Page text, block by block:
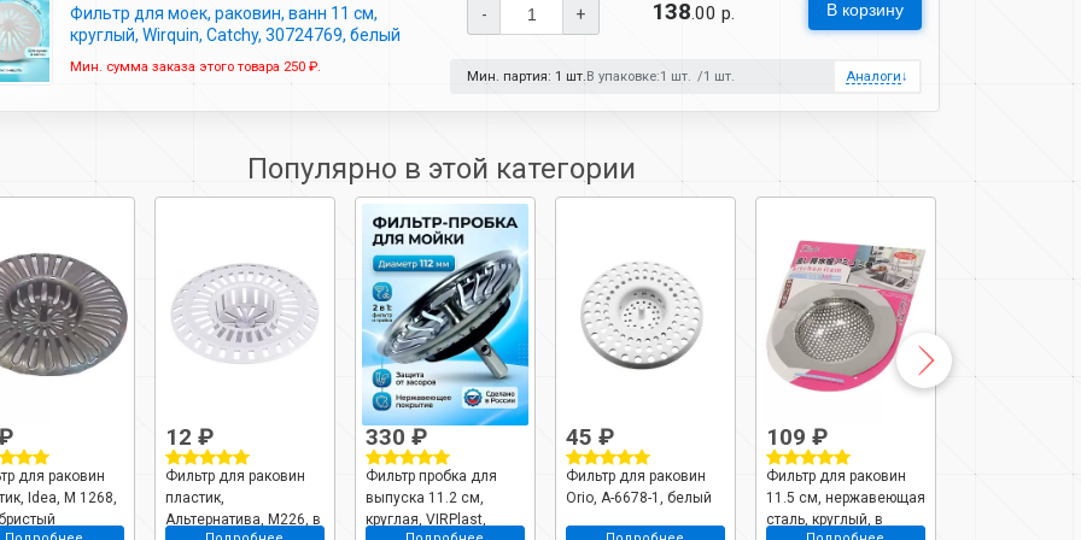
Фильтр для моек, раковин, ванн 11 см,
круглый, Wirquin, Catchy, 30724769, белый
Мин. сумма заказа этого товара 250 ₽.
- + 138.00 р. В корзину
Мин. партия: 1 шт. В упаковке:1 шт. 1 шт. Аналоги↓
Популярно в этой категории
для раковин
Idea, М 1268,
12 ₽
Фильтр для раковин
пластик,
Альтернатива, М226, в
330 ₽
Фильтр пробка для
выпуска 11.2 см,
круглая, VIRPlast,
45 ₽
Фильтр для раковин
Orio, А-6678-1, белый
109 ₽
Фильтр для раковин
11.5 см, нержавеющая
сталь, круглый, в
Решетка для